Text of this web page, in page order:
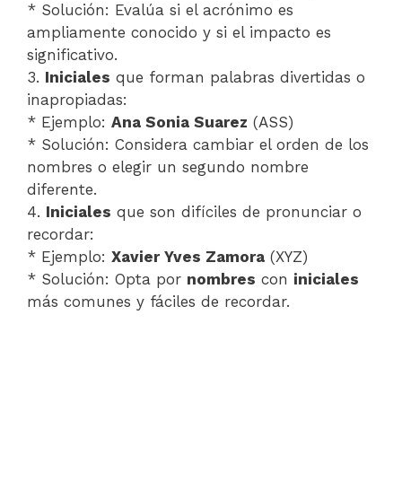
* Solución: Evalúa si el acrónimo es
ampliamente conocido y si el impacto es
significativo.
3. Iniciales que forman palabras divertidas o
inapropiadas:
* Ejemplo: Ana Sonia Suarez (ASS)
* Solución: Considera cambiar el orden de los
nombres o elegir un segundo nombre
diferente.
4. Iniciales que son difíciles de pronunciar o
recordar:
* Ejemplo: Xavier Yves Zamora (XYZ)
* Solución: Opta por nombres con iniciales
más comunes y fáciles de recordar.